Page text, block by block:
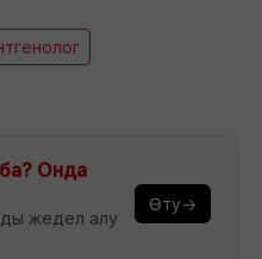
Онда
жедел алу
Өту→